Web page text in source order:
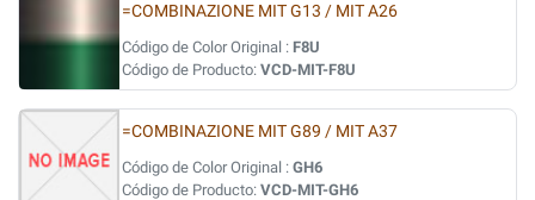
=COMBINAZIONE MIT G13 / MIT A26
Código de Color Original : F8U
Código de Producto: VCD-MIT-F8U
=COMBINAZIONE MIT G89 / MIT A37
Código de Color Original : GH6
Código de Producto: VCD-MIT-GH6